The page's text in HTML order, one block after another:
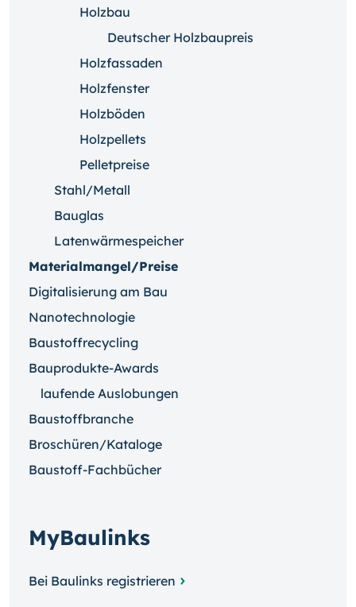
Holzbau
Deutscher Holzbaupreis
Holzfassaden
Holzfenster
Holzböden
Holzpellets
Pelletpreise
Stahl/Metall
Bauglas
Latenwärmespeicher
Materialmangel/Preise
Digitalisierung am Bau
Nanotechnologie
Baustoffrecycling
Bauprodukte-Awards
laufende Auslobungen
Baustoffbranche
Broschüren/Kataloge
Baustoff-Fachbücher
MyBaulinks
Bei Baulinks registrieren